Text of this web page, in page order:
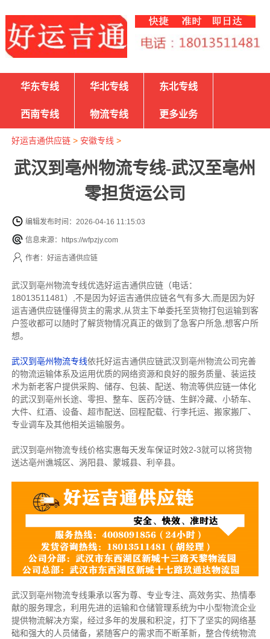
华东专线 华北专线 东北专线
西南专线 物流专线 更多业务
好运吉通供应链> 安徽专线 >
武汉到亳州物流专线-武汉至亳州
零担货运公司
编辑发布时间：2026-04-16 11:15:03
信息来源：https://wfpzjy.com
作者：好运吉通供应链
武汉到亳州物流专线优选好运吉通供应链（电话：
18013511481）,不是因为好运吉通供应链名气有多大,而是因为好
运吉通供应链懂得货主的需求,从货主下单委托至货物打包运输到客
户签收都可以随时了解货物情况真正的做到了急客户所急,想客户所
想。
武汉到亳州物流专线依托好运吉通供应链武汉到亳州物流公司完善
的物流运输体系及运用优质的网络资源和良好的服务质量、装运技
术为新老客户提供采购、储存、包装、配送、物流等供应链一体化
的武汉到亳州长途、零担、整车、医药冷链、生鲜冷藏、小轿车、
大件、红酒、设备、超市配送、回程配载、行李托运、搬家搬厂、
专业调车及其他相关运输服务。
武汉到亳州物流专线价格实惠每天发车保证时效2-3就可以将货物
送达亳州谯城区、涡阳县、蒙城县、利辛县。
武汉到亳州物流专线秉承以客为尊、专业专注、高效务实、热情奉
献的服务理念，利用先进的运输和仓储管理系统为中小型物流企业
提供物流解决方案，经过多年的发展和积淀，打下了坚实的网络基
础和强大的人员储备，紧随客户的需求而不断革新，整合传统物流